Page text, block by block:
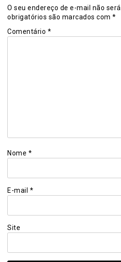
O seu endereço de e-mail não será
obrigatórios são marcados com *
Comentário *
Nome *
E-mail *
Site